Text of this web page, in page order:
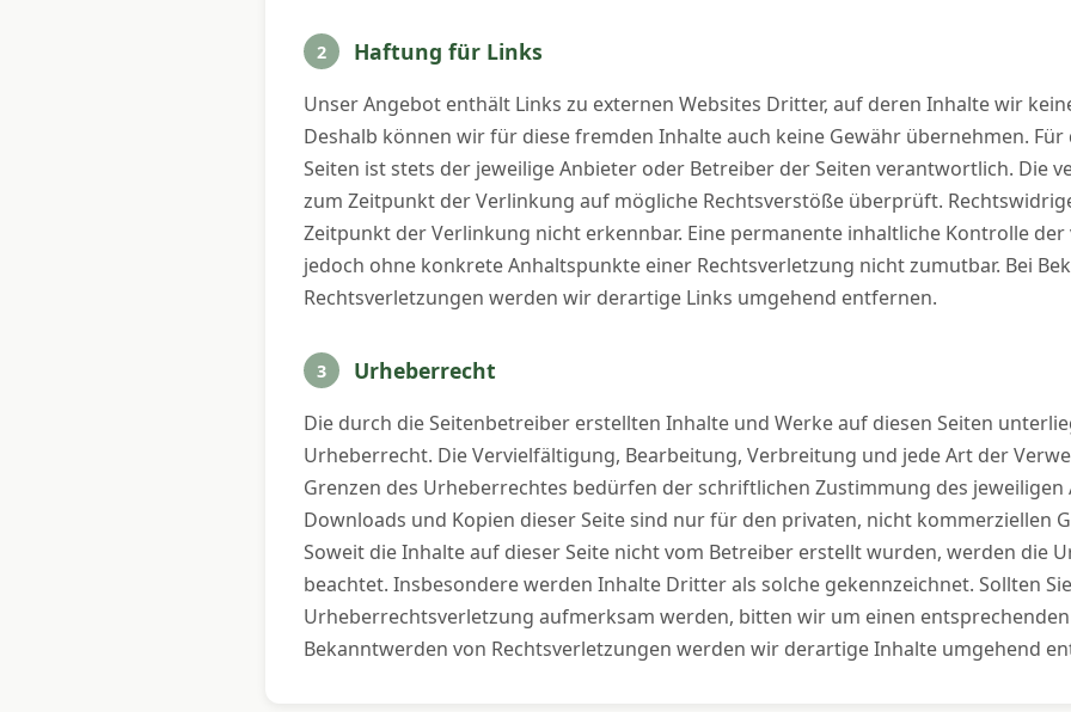
2 Haftung für Links
Unser Angebot enthält Links zu externen Websites Dritter, auf deren Inhalte wir
Deshalb können wir für diese fremden Inhalte auch keine Gewähr übernehmen.
Seiten ist stets der jeweilige Anbieter oder Betreiber der Seiten verantwortlich. Die
zum Zeitpunkt der Verlinkung auf mögliche Rechtsverstöße überprüft.
Zeitpunkt der Verlinkung nicht erkennbar. Eine permanente inhaltliche Kontrolle
jedoch ohne konkrete Anhaltspunkte einer Rechtsverletzung nicht zumutbar. Bei
Rechtsverletzungen werden wir derartige Links umgehend entfernen.
3 Urheberrecht
Die durch die Seitenbetreiber erstellten Inhalte und Werke auf diesen Seiten
Urheberrecht. Die Vervielfältigung, Bearbeitung, Verbreitung und jede Art der
Grenzen des Urheberrechtes bedürfen der schriftlichen Zustimmung des jeweiligen
Downloads und Kopien dieser Seite sind nur für den privaten, nicht kommerziellen
Soweit die Inhalte auf dieser Seite nicht vom Betreiber erstellt wurden, werden die
beachtet. Insbesondere werden Inhalte Dritter als solche gekennzeichnet. Sollten
Urheberrechtsverletzung aufmerksam werden, bitten wir um einen entsprechenden
Bekanntwerden von Rechtsverletzungen werden wir derartige Inhalte umgehend